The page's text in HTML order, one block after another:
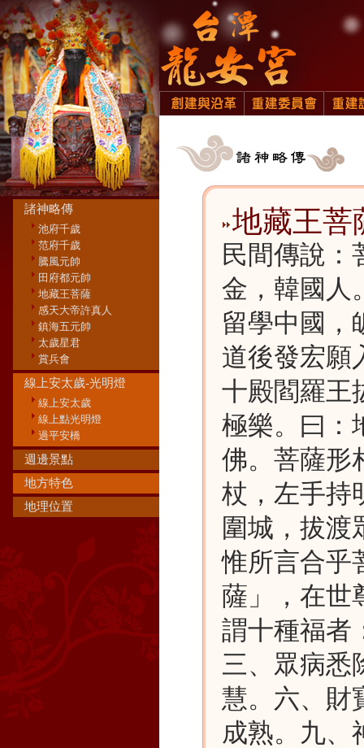
諸神略傳
池府千歲
范府千歲
騰風元帥
田府都元帥
地藏王菩薩
感天大帝許真人
鎮海五元帥
太歲星君
賞兵會
線上安太歲-光明燈
線上安太歲
線上點光明燈
過平安橋
週邊景點
地方特色
地理位置
地藏王菩
民間傳說：
金，韓國人
留學中國，
道後發宏願
十殿閻羅王
極樂。曰：
佛。菩薩形
杖，左手持
圍城，拔渡
惟所言合乎
薩」，在世
謂十種福者
三、眾病悉
慧。六、財
成熟。九、